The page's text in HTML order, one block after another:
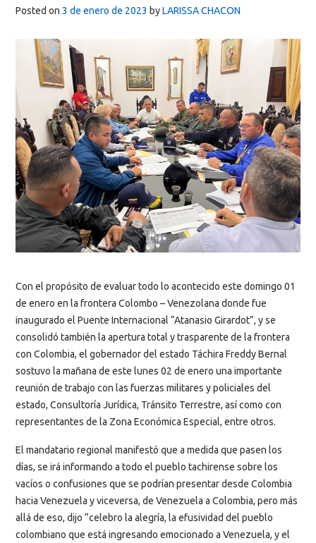
Posted on 3 de enero de 2023 byLARISSA CHACON
Con el propósito de evaluar todo lo acontecido este domingo 01
de enero en la frontera Colombo – Venezolana donde fue
inaugurado el Puente Internacional “Atanasio Girardot”, y se
consolidó también la apertura total y trasparente de la frontera
con Colombia, el gobernador del estado Táchira Freddy Bernal
sostuvo la mañana de este lunes 02 de enero una importante
reunión de trabajo con las fuerzas militares y policiales del
estado, Consultoría Jurídica, Tránsito Terrestre, así como con
representantes de la Zona Económica Especial, entre otros.
El mandatario regional manifestó que a medida que pasen los
días, se irá informando a todo el pueblo tachirense sobre los
vacíos o confusiones que se podrían presentar desde Colombia
hacia Venezuela y viceversa, de Venezuela a Colombia, pero más
allá de eso, dijo “celebro la alegría, la efusividad del pueblo
colombiano que está ingresando emocionado a Venezuela, y el